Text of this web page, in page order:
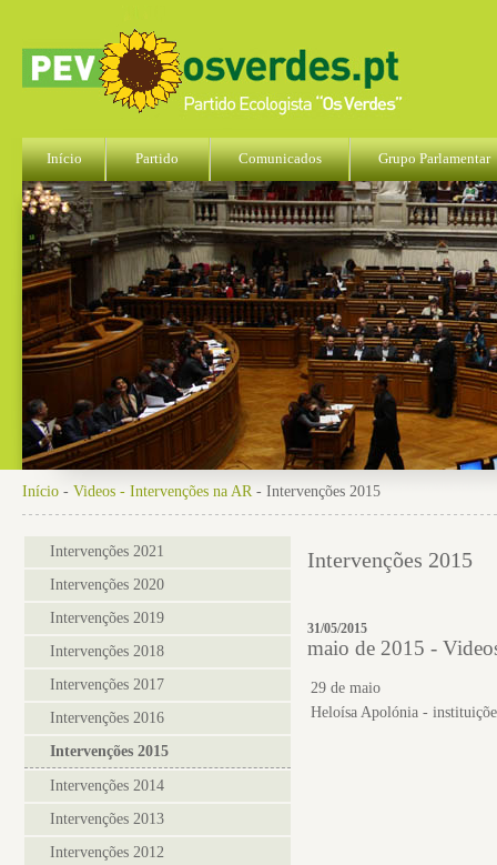
Início Partido Comunicados Grupo Parlamentar
Início - Videos - Intervenções na AR- Intervenções 2015
Intervenções 2021
Intervenções 2020
Intervenções 2019
Intervenções 2018
Intervenções 2017
Intervenções 2016
Intervenções 2015
Intervenções 2014
Intervenções 2013
Intervenções 2012
Intervenções 2015
31/05/2015
maio de 2015 -
29 de maio
Heloísa Apolónia -